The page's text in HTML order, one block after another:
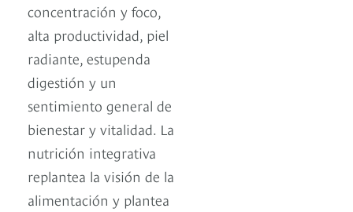
concentración y foco,
alta productividad, piel
radiante, estupenda
digestión y un
sentimiento general de
bienestar y vitalidad. La
nutrición integrativa
replantea la visión de la
alimentación y plantea